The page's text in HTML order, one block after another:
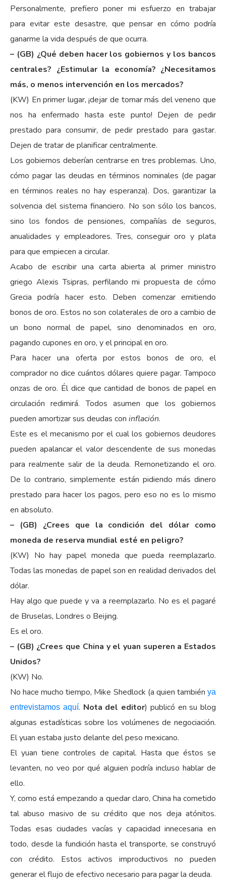
Personalmente, prefiero poner mi esfuerzo en trabajar
para evitar este desastre, que pensar en cómo podría
ganarme la vida después de que ocurra.
– (GB) ¿Qué deben hacer los gobiernos y los bancos
centrales? ¿Estimular la economía? ¿Necesitamos
más, o menos intervención en los mercados?
(KW) En primer lugar, ¡dejar de tomar más del veneno que
nos ha enfermado hasta este punto! Dejen de pedir
prestado para consumir, de pedir prestado para gastar.
Dejen de tratar de planificar centralmente.
Los gobiernos deberían centrarse en tres problemas. Uno,
cómo pagar las deudas en términos nominales (de pagar
en términos reales no hay esperanza). Dos, garantizar la
solvencia del sistema financiero. No son sólo los bancos,
sino los fondos de pensiones, compañías de seguros,
anualidades y empleadores. Tres, conseguir oro y plata
para que empiecen a circular.
Acabo de escribir una carta abierta al primer ministro
griego Alexis Tsipras, perfilando mi propuesta de cómo
Grecia podría hacer esto. Deben comenzar emitiendo
bonos de oro. Estos no son colaterales de oro a cambio de
un bono normal de papel, sino denominados en oro,
pagando cupones en oro, y el principal en oro.
Para hacer una oferta por estos bonos de oro, el
comprador no dice cuántos dólares quiere pagar. Tampoco
onzas de oro. Él dice que cantidad de bonos de papel en
circulación redimirá. Todos asumen que los gobiernos
pueden amortizar sus deudas con inflación.
Este es el mecanismo por el cual los gobiernos deudores
pueden apalancar el valor descendente de sus monedas
para realmente salir de la deuda. Remonetizando el oro.
De lo contrario, simplemente están pidiendo más dinero
prestado para hacer los pagos, pero eso no es lo mismo
en absoluto.
– (GB) ¿Crees que la condición del dólar como
moneda de reserva mundial esté en peligro?
(KW) No hay papel moneda que pueda reemplazarlo.
Todas las monedas de papel son en realidad derivados del
dólar.
Hay algo que puede y va a reemplazarlo. No es el pagaré
de Bruselas, Londres o Beijing.
Es el oro.
– (GB) ¿Crees que China y el yuan superen a Estados
Unidos?
(KW) No.
No hace mucho tiempo, Mike Shedlock (a quien también ya
entrevistamos aquí. Nota del editor) publicó en su blog
algunas estadísticas sobre los volúmenes de negociación.
El yuan estaba justo delante del peso mexicano.
El yuan tiene controles de capital. Hasta que éstos se
levanten, no veo por qué alguien podría incluso hablar de
ello.
Y, como está empezando a quedar claro, China ha cometido
tal abuso masivo de su crédito que nos deja atónitos.
Todas esas ciudades vacías y capacidad innecesaria en
todo, desde la fundición hasta el transporte, se construyó
con crédito. Estos activos improductivos no pueden
generar el flujo de efectivo necesario para pagar la deuda.